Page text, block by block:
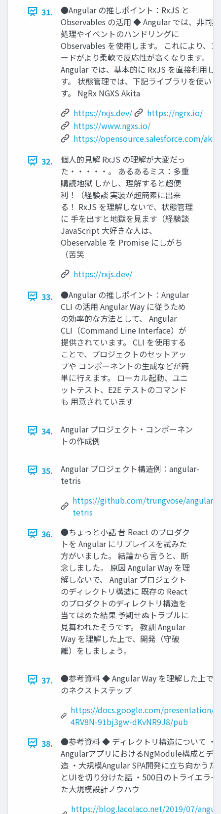
31.
●Angular の推しポイント：RxJS と
Observables の活用 ◆ Angular では、非同期
処理やイベントのハンドリングに
Observables を使用します。 これにより、コ
ードがより柔軟で反応性が高くなります。
Angular では、基本的に RxJS を直接利用し
す。 状態管理では、下記ライブラリを使いま
す。 NgRx NGXS Akita
https://rxjs.dev/
https://ngrx.io/
https://www.ngxs.io/
https://opensource.salesforce.com/
32.
個人的見解 RxJS の理解が大変だっ
た・・・・・。 あるあるミス：多重
購読地獄 しかし、理解すると超便
利！（経験談 実装が超簡素に出来
る！ RxJS を理解しないで、状態管理
に 手を出すと地獄を見ます（経験談
JavaScript 大好きな人は、
Obeservable を Promise にしがち
（苦笑
https://rxjs.dev/
33.
●Angular の推しポイント：Angular
CLI の活用 Angular Way に従うため
の効率的な方法として、 Angular
CLI（Command Line Interface）が
提供されています。 CLI を使用する
ことで、プロジェクトのセットアッ
プや コンポーネントの生成などが簡
単に行えます。 ローカル起動、ユニ
ットテスト、E2E テストのコマンド
も 用意されています
34.
Angular プロジェクト・コンポーネン
トの作成例
35.
Angular プロジェクト構造例：angular-
tetris
https://github.com/trungvose/angular-
tetris
36.
●ちょっと小話 昔 React のプロダク
トを Angular にリプレイスを試みた
方がいました。 結論から言うと、断
念しました。 原因 Angular Way を理
解しないで、 Angular プロジェクト
のディレクトリ構造に 既存の React
のプロダクトのディレクトリ構造を
当てはめた結果 予期せぬトラブルに
見舞われたそうです。 教訓 Angular
Way を理解した上で、開発（守破
離）をしましょう。
37.
●参考資料 ◆ Angular Way を理解した上で
のネクストステップ
https://docs.google.com/presentation/d/
4RV8N-91bj3gw-dKvNR9J8/pub
38.
●参考資料 ◆ ディレクトリ構造について ・
AngularアプリにおけるNgModule構成とデ
造 ・大規模Angular SPA開発に立ち向かうた
とUIを切り分けた話 ・500日のトライエラ
た大規模設計ノウハウ
https://blog.lacolaco.net/2019/07/